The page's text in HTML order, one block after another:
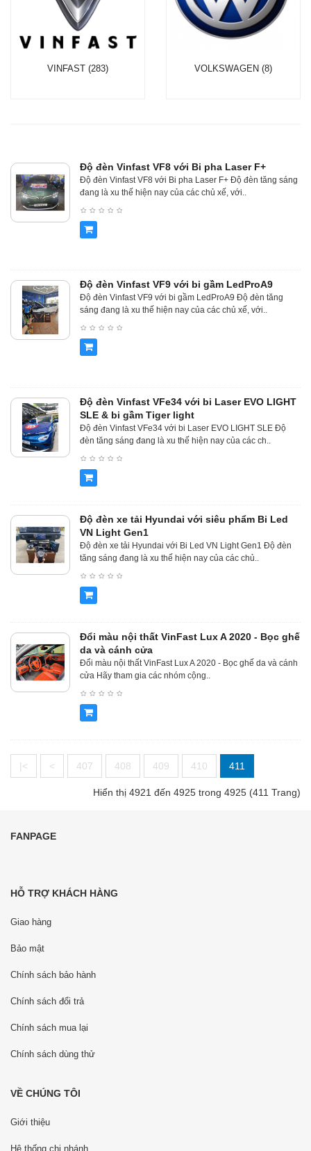
VINFAST (283) VOLKSWAGEN (8)
Độ đèn Vinfast VF8 với Bi pha Laser F+
Độ đèn Vinfast VF8 với Bi pha Laser F+ Độ đèn tăng sáng
đang là xu thế hiện nay của các chủ xế, với..
Độ đèn Vinfast VF9 với bi gầm LedProA9
Độ đèn Vinfast VF9 với bi gầm LedProA9 Độ đèn tăng
sáng đang là xu thế hiện nay của các chủ xế, với..
Độ đèn Vinfast VFe34 với bi Laser EVO LIGHT
SLE & bi gầm Tiger light
Độ đèn Vinfast VFe34 với bi Laser EVO LIGHT SLE Độ
đèn tăng sáng đang là xu thế hiện nay của các ch..
Độ đèn xe tải Hyundai với siêu phẩm Bi Led
VN Light Gen1
Độ đèn xe tải Hyundai với Bi Led VN Light Gen1 Độ đèn
tăng sáng đang là xu thế hiện nay của các chủ..
Đổi màu nội thất VinFast Lux A 2020 - Bọc ghế
da và cánh cửa
Đổi màu nội thất VinFast Lux A 2020 - Bọc ghế da và cánh
cửa Hãy tham gia các nhóm cộng..
|< < 407 408 409 410 411
Hiển thị 4921 đến 4925 trong 4925 (411 Trang)
FANPAGE
HỖ TRỢ KHÁCH HÀNG
Giao hàng
Bảo mật
Chính sách bảo hành
Chính sách đổi trả
Chính sách mua lại
Chính sách dùng thử
VỀ CHÚNG TÔI
Giới thiệu
Hệ thống chi nhánh